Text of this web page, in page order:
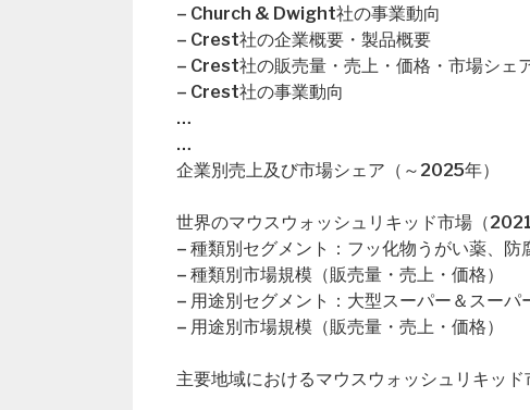
– Church & Dwight社の事業動向
– Crest社の企業概要・製品概要
– Crest社の販売量・売上・価格・市場シェ
– Crest社の事業動向
…
…
企業別売上及び市場シェア（～2025年）
世界のマウスウォッシュリキッド市場（
– 種類別セグメント：フッ化物うがい薬、
– 種類別市場規模（販売量・売上・価格）
– 用途別セグメント：大型スーパー＆スー
– 用途別市場規模（販売量・売上・価格）
主要地域におけるマウスウォッシュリキッド